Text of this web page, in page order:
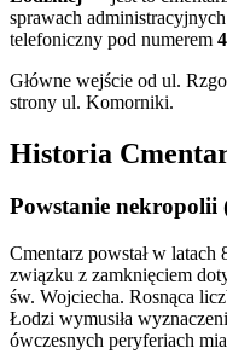
sprawach
telefoniczny pod numerem
Główne wejście od ul.
strony ul. Komorniki.
Historia
Powstanie nekropolii
Cmentarz powstał w
związku z zamknięciem
św. Wojciecha. Rosnąca
Łodzi wymusiła
ówczesnych peryferiach